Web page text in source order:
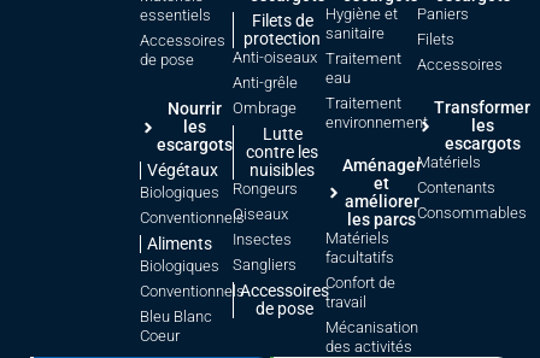
essentiels
Accessoires
de pose
Nourrir
les
escargots
Végétaux
Biologiques
Conventionnels
Aliments
Biologiques
Conventionnels
Bleu Blanc
Coeur
Filets de
protection
Anti-oiseaux
Anti-grêle
Ombrage
Lutte
contre les
nuisibles
Rongeurs
Oiseaux
Insectes
Sangliers
Accessoires
de pose
Hygiène et
sanitaire
Traitement
eau
Traitement
environnement
Aménager
et
améliorer
les parcs
Matériels
facultatifs
Confort de
travail
Mécanisation
des activités
Paniers
Filets
Accessoires
Transformer
les
escargots
Matériels
Contenants
Consommables